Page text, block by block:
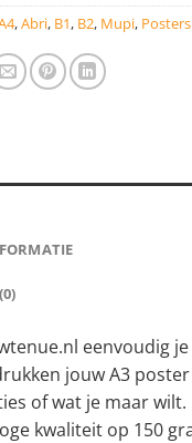
,Abri, B1, B2, Mupi, Posters
eenvoudig je
jouw A3 poster
of wat je maar
kwaliteit op 150